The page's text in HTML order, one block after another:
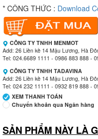
* CÔNG THỨC : Download
CÔNG TY TNHH MENMOT
Add: 26 Liền kề 14 Mậu Lương, Hà
Tel: 024.6689 1111 - 0986 883 888 -
CÔNG TY TNHH TADAVINA
Add: 26 Liền kề 14 Mậu Lương, Hà
Tel: 024 232 11111 - 0932 819 888 -
XEM THANH TOÁN
Chuyển khoản qua Ngân hàng
Ngân
Chi
SẢN PHẨM NÀY LÀ